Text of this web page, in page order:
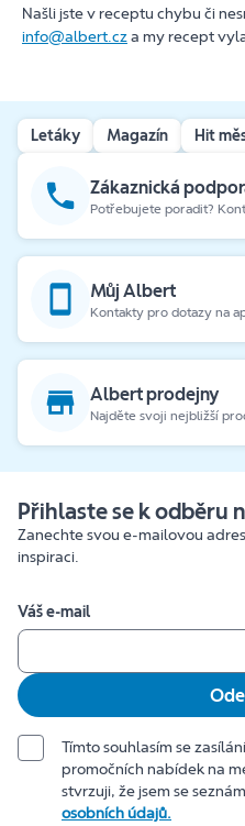
Našli jste v receptu chybu či
info@albert.cza my recept
Letáky Magazín Hit
Zákaznická
Potřebujete poradit?
Můj Albert
Kontakty pro dotazy na
Albert prodejny
Najděte svoji nejbližší
Přihlaste se k odběru
Zanechte svou e-mailovou
inspiraci.
Váš e-mail
Tímto souhlasím se
promočních nabídek na
stvrzuji, že jsem se
osobních údajů.